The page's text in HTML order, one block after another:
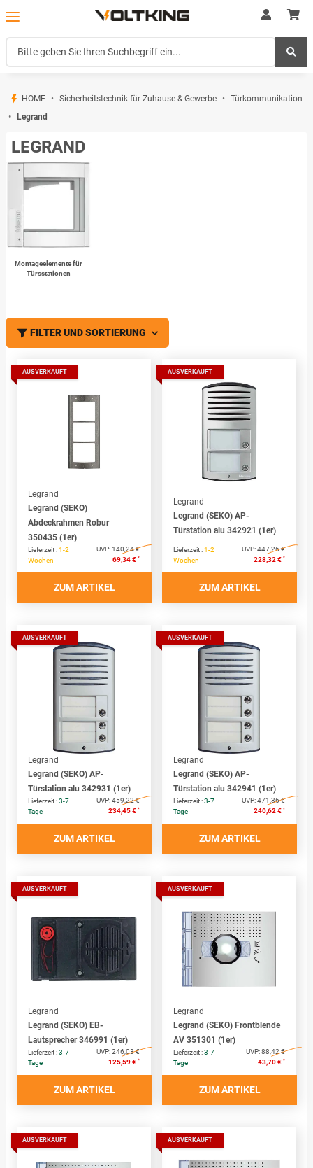
HOME Sicherheitstechnik für Zuhause & Gewerbe
Türkommunikation
Legrand
LEGRAND
Montageelemente für
Türsstationen
FILTER UND SORTIERUNG
AUSVERKAUFT
Legrand
Legrand (SEKO)
Abdeckrahmen Robur
350435 (1er)
Lieferzeit :1-2
Wochen
UVP:140,24 €
69,34 € *
ZUM ARTIKEL
AUSVERKAUFT
Legrand
Legrand (SEKO) AP-
Türstation alu 342921 (1er)
Lieferzeit :1-2
Wochen
UVP:447,26 €
228,32 € *
ZUM ARTIKEL
AUSVERKAUFT
Legrand
Legrand (SEKO) AP-
Türstation alu 342931 (1er)
Lieferzeit :3-7
Tage
UVP:459,22 €
234,45 € *
ZUM ARTIKEL
AUSVERKAUFT
Legrand
Legrand (SEKO) AP-
Türstation alu 342941 (1er)
Lieferzeit :3-7
Tage
UVP:471,36 €
240,62 € *
ZUM ARTIKEL
AUSVERKAUFT
Legrand
Legrand (SEKO) EB-
Lautsprecher 346991 (1er)
Lieferzeit :3-7
Tage
UVP:246,03 €
125,59 € *
ZUM ARTIKEL
AUSVERKAUFT
Legrand
Legrand (SEKO) Frontblende
AV 351301 (1er)
Lieferzeit :3-7
Tage
UVP:88,42 €
43,70 € *
ZUM ARTIKEL
AUSVERKAUFT AUSVERKAUFT